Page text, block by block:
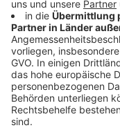
Verkehr und
Einsatz von
Anzeige
Diese Brücken